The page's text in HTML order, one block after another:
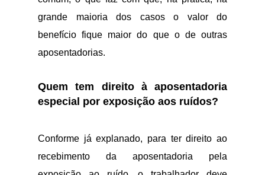
grande maioria dos casos o valor do
benefício fique maior do que o de outras
aposentadorias.
Quem tem direito à aposentadoria
especial por exposição aos ruídos?
Conforme já explanado, para ter direito ao
recebimento da aposentadoria pela